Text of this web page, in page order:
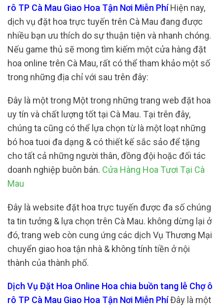
rô TP Cà Mau Giao Hoa Tận Nơi Miễn PhíHiện nay,
dịch vụ đặt hoa trực tuyến trên Cà Mau đang được
nhiều bạn ưu thích do sự thuận tiện và nhanh chóng.
Nếu game thủ sẽ mong tìm kiếm một cửa hàng đặt
hoa online trên Cà Mau, rất có thể tham khảo một số
trong những địa chỉ với sau trên đây:
Đây là một trong Một trong những trang web đặt hoa
uy tín và chất lượng tốt tại Cà Mau. Tại trên đây,
chúng ta cũng có thể lựa chọn từ là một loạt những
bó hoa tuoi đa dạng & có thiết kế sắc sảo để tặng
cho tất cả những người thân, đồng đội hoặc đối tác
doanh nghiệp buôn bán. Cửa Hàng Hoa Tươi Tại Cà
Mau
Đây là website đặt hoa trực tuyến được đa số chúng
ta tin tưởng & lựa chọn trên Cà Mau. không dừng lại ở
đó, trang web còn cung ứng các dịch Vụ Thương Mại
chuyển giao hoa tận nhà & không tính tiền ở nội
thành của thành phố.
Dịch Vụ Đặt Hoa Online Hoa chia buồn tang lễ Chợ ô
rô TP Cà Mau Giao Hoa Tận Nơi Miễn PhíĐây là một